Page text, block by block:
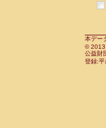
本デー
© 2013
公益財
登録: